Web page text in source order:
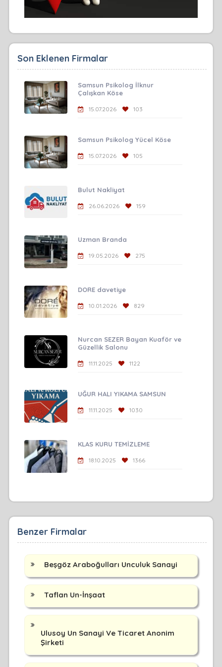
Son Eklenen Firmalar
Samsun Psikolog İlknur
Çalışkan Köse
15.07.2026 103
Samsun Psikolog Yücel Köse
15.07.2026 105
Bulut Nakliyat
26.06.2026 159
Uzman Branda
19.05.2026 275
DORE davetiye
10.01.2026 829
Nurcan SEZER Bayan Kuaför ve
Güzellik Salonu
11.11.2025 1122
UĞUR HALI YIKAMA SAMSUN
11.11.2025 1030
KLAS KURU TEMİZLEME
18.10.2025 1366
Benzer Firmalar
Beşgöz Araboğulları Unculuk Sanayi
Taflan Un-İnşaat
Ulusoy Un Sanayi Ve Ticaret Anonim
Şirketi